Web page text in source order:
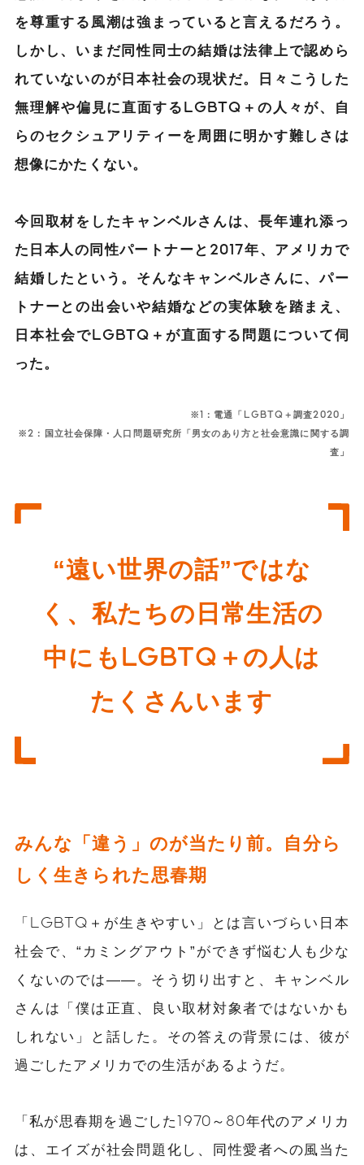
を尊重する風潮は強まっていると言えるだろう。
しかし、いまだ同性同士の結婚は法律上で認めら
れていないのが日本社会の現状だ。日々こうした
無理解や偏見に直面するLGBTQ＋の人々が、自
らのセクシュアリティーを周囲に明かす難しさは
想像にかたくない。
今回取材をしたキャンベルさんは、長年連れ添っ
た日本人の同性パートナーと2017年、アメリカで
結婚したという。そんなキャンベルさんに、パー
トナーとの出会いや結婚などの実体験を踏まえ、
日本社会でLGBTQ＋が直面する問題について伺
った。
※1：電通「LGBTQ＋調査2020」
※2：国立社会保障・人口問題研究所「男女のあり方と社会意識に関する調
査」
“遠い世界の話”ではな
く、私たちの日常生活の
中にもLGBTQ＋の人は
たくさんいます
みんな「違う」のが当たり前。自分ら
しく生きられた思春期
「LGBTQ＋が生きやすい」とは言いづらい日本
社会で、“カミングアウト”ができず悩む人も少な
くないのでは――。そう切り出すと、キャンベル
さんは「僕は正直、良い取材対象者ではないかも
しれない」と話した。その答えの背景には、彼が
過ごしたアメリカでの生活があるようだ。
「私が思春期を過ごした1970～80年代のアメリカ
は、エイズが社会問題化し、同性愛者への風当た